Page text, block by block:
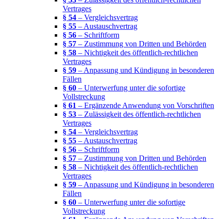
Vertrages
§ 54 – Vergleichsvertrag
§ 55 – Austauschvertrag
§ 56 – Schriftform
§ 57 – Zustimmung von Dritten und Behörden
§ 58 – Nichtigkeit des öffentlich-rechtlichen
Vertrages
§ 59 – Anpassung und Kündigung in besonderen
Fällen
§ 60 – Unterwerfung unter die sofortige
Vollstreckung
§ 61 – Ergänzende Anwendung von Vorschriften
§ 53 – Zulässigkeit des öffentlich-rechtlichen
Vertrages
§ 54 – Vergleichsvertrag
§ 55 – Austauschvertrag
§ 56 – Schriftform
§ 57 – Zustimmung von Dritten und Behörden
§ 58 – Nichtigkeit des öffentlich-rechtlichen
Vertrages
§ 59 – Anpassung und Kündigung in besonderen
Fällen
§ 60 – Unterwerfung unter die sofortige
Vollstreckung